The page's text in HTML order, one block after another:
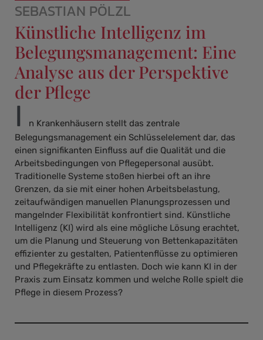
SEBASTIAN PÖLZL
Künstliche Intelligenz im
Belegungsmanagement: Eine
Analyse aus der Perspektive
der Pflege
I
n Krankenhäusern stellt das zentrale
Belegungsmanagement ein Schlüsselelement dar, das
einen signifikanten Einfluss auf die Qualität und die
Arbeitsbedingungen von Pflegepersonal ausübt.
Traditionelle Systeme stoßen hierbei oft an ihre
Grenzen, da sie mit einer hohen Arbeitsbelastung,
zeitaufwändigen manuellen Planungsprozessen und
mangelnder Flexibilität konfrontiert sind. Künstliche
Intelligenz (KI) wird als eine mögliche Lösung erachtet,
um die Planung und Steuerung von Bettenkapazitäten
effizienter zu gestalten, Patientenflüsse zu optimieren
und Pflegekräfte zu entlasten. Doch wie kann KI in der
Praxis zum Einsatz kommen und welche Rolle spielt die
Pflege in diesem Prozess?